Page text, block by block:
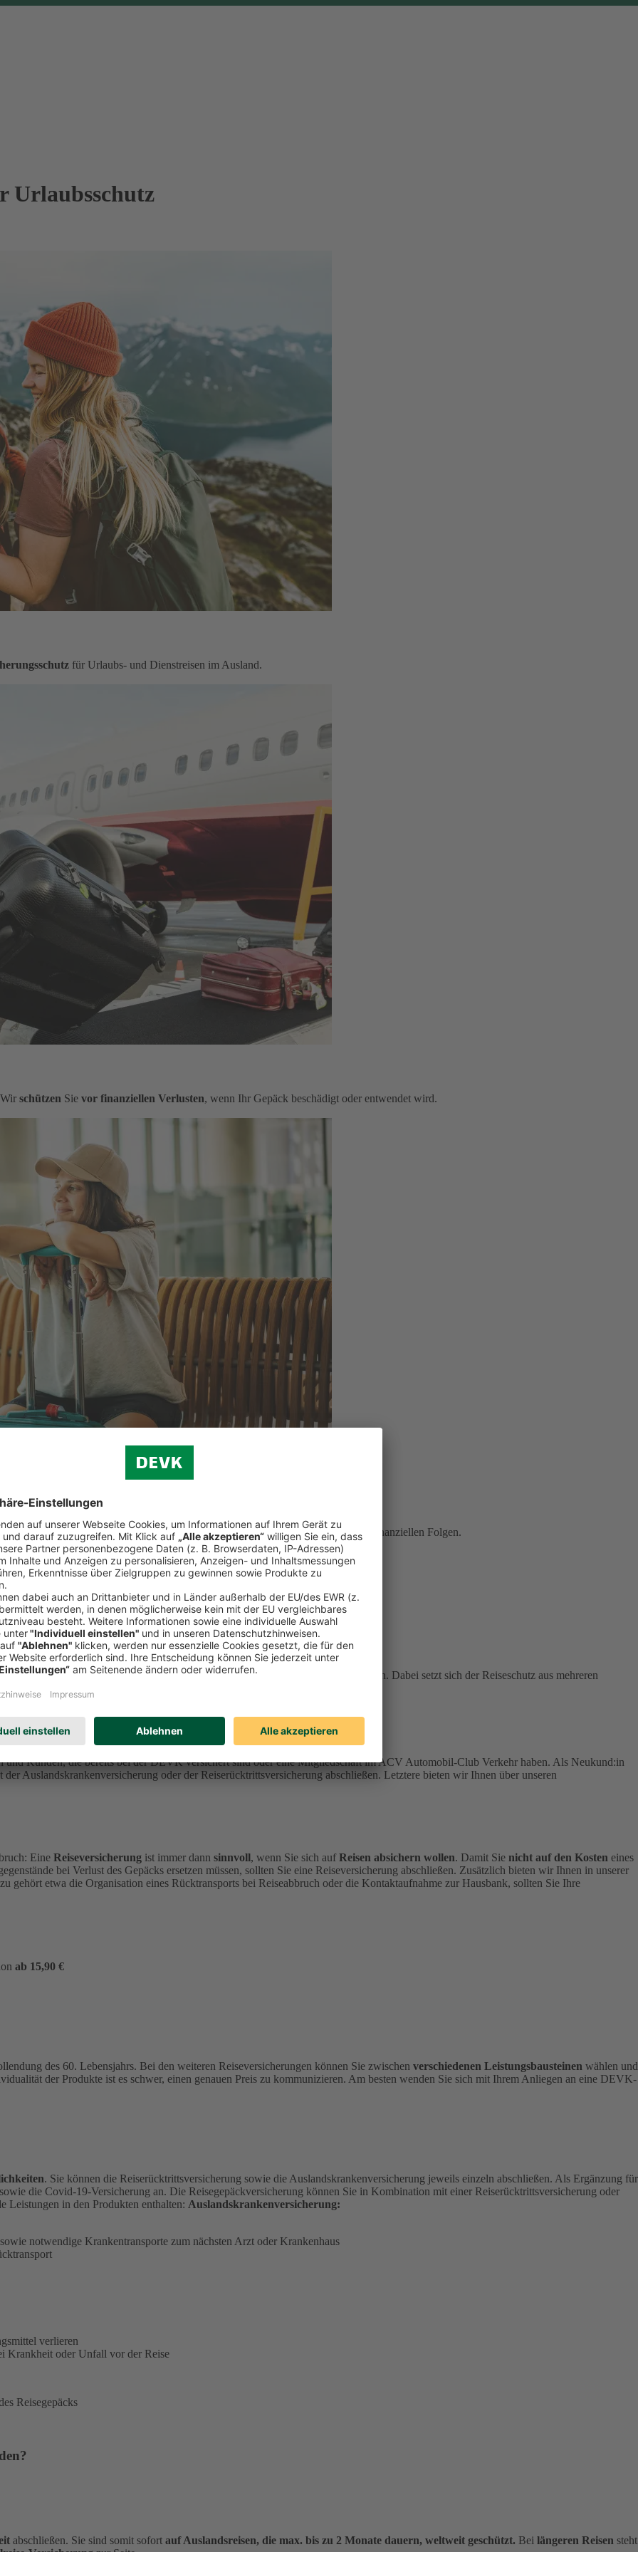
Urlaubsschutz
für Urlaubs- und Dienstreisen im Ausland.
schützen Sie vor finanziellen Verlusten, wenn Ihr Gepäck beschädigt oder entwendet wird.
Sie dieReiserücktrittsversicherung der ERGO Reiseversicherungvor den finanziellen Folgen.
durch Krankheit, Stornierung, Abbruch oder Gepäckverlust
entstehen können. Dabei setzt sich der Reiseschutz aus mehreren
ERGO Reiseversicherung
und Kunden, die bereits bei der DEVK versichert sind oder eine Mitgliedschaft im ACV Automobil-Club Verkehr haben. Als Neukund:in
Auslandskrankenversicherung oder der Reiserücktrittsversicherung abschließen. Letztere bieten wir Ihnen über unseren
Eine Reiseversicherung ist immer dann sinnvoll, wenn Sie sich auf Reisen absichern wollen. Damit Sie nicht auf den Kosten eines
bei Verlust des Gepäcks ersetzen müssen, sollten Sie eine Reiseversicherung abschließen. Zusätzlich bieten wir Ihnen in unserer
gehört etwa die Organisation eines Rücktransports bei Reiseabbruch oder die Kontaktaufnahme zur Hausbank, sollten Sie Ihre
ab 15,90 €
des 60. Lebensjahrs. Bei den weiteren Reiseversicherungen können Sie zwischen verschiedenen Leistungsbausteinen wählen und
der Produkte ist es schwer, einen genauen Preis zu kommunizieren. Am besten wenden Sie sich mit Ihrem Anliegen an eine DEVK-
. Sie können die Reiserücktrittsversicherung sowie die Auslandskrankenversicherung jeweils einzeln abschließen. Als Ergänzung für
die Covid-19-Versicherung an. Die Reisegepäckversicherung können Sie in Kombination mit einer Reiserücktrittsversicherung oder
Leistungen in den Produkten enthalten: Auslandskrankenversicherung:
notwendige Krankentransporte zum nächsten Arzt oder Krankenhaus
verlieren
Krankheit oder Unfall vor der Reise
Reisegepäcks
abschließen. Sie sind somit sofort auf Auslandsreisen, die max. bis zu 2 Monate dauern, weltweit geschützt. Bei längeren Reisen steht